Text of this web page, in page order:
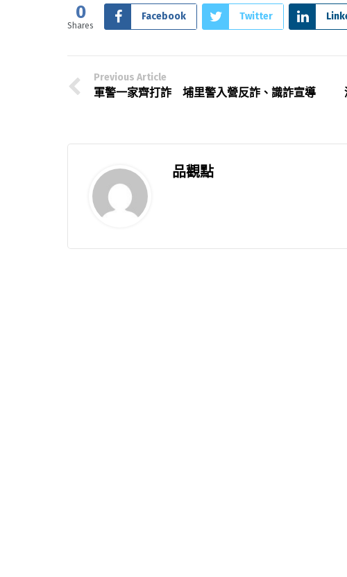
0
Shares
Facebook Twitter
Previous Article
軍警一家齊打詐 埔里警入營反詐、識詐宣導
品觀點